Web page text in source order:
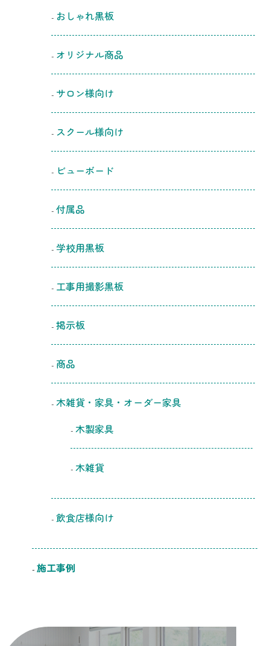
おしゃれ黒板
オリジナル商品
サロン様向け
スクール様向け
ビューボード
付属品
学校用黒板
工事用撮影黒板
掲示板
商品
木雑貨・家具・オーダー家具
木製家具
木雑貨
飲食店様向け
施工事例